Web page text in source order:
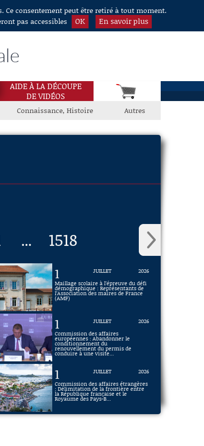
consentement peut être retiré à tout moment.
pas accessibles
OK En savoir plus
AIDE À LA DÉCOUPE
DE VIDÉOS
Connaissance, Histoire Autres
... 1518
1 JUILLET
2026
Maillage scolaire à l’épreuve du défi
démographique : Représentants de
l’Association des maires de France
(AMF)
1 JUILLET
2026
Commission des affaires
européennes : Abandonner le
conditionnement du
renouvellement du permis de
conduire à une visite...
1 JUILLET
2026
Commission des affaires étrangères
: Délimitation de la frontière entre
la République française et le
Royaume des Pays-B...